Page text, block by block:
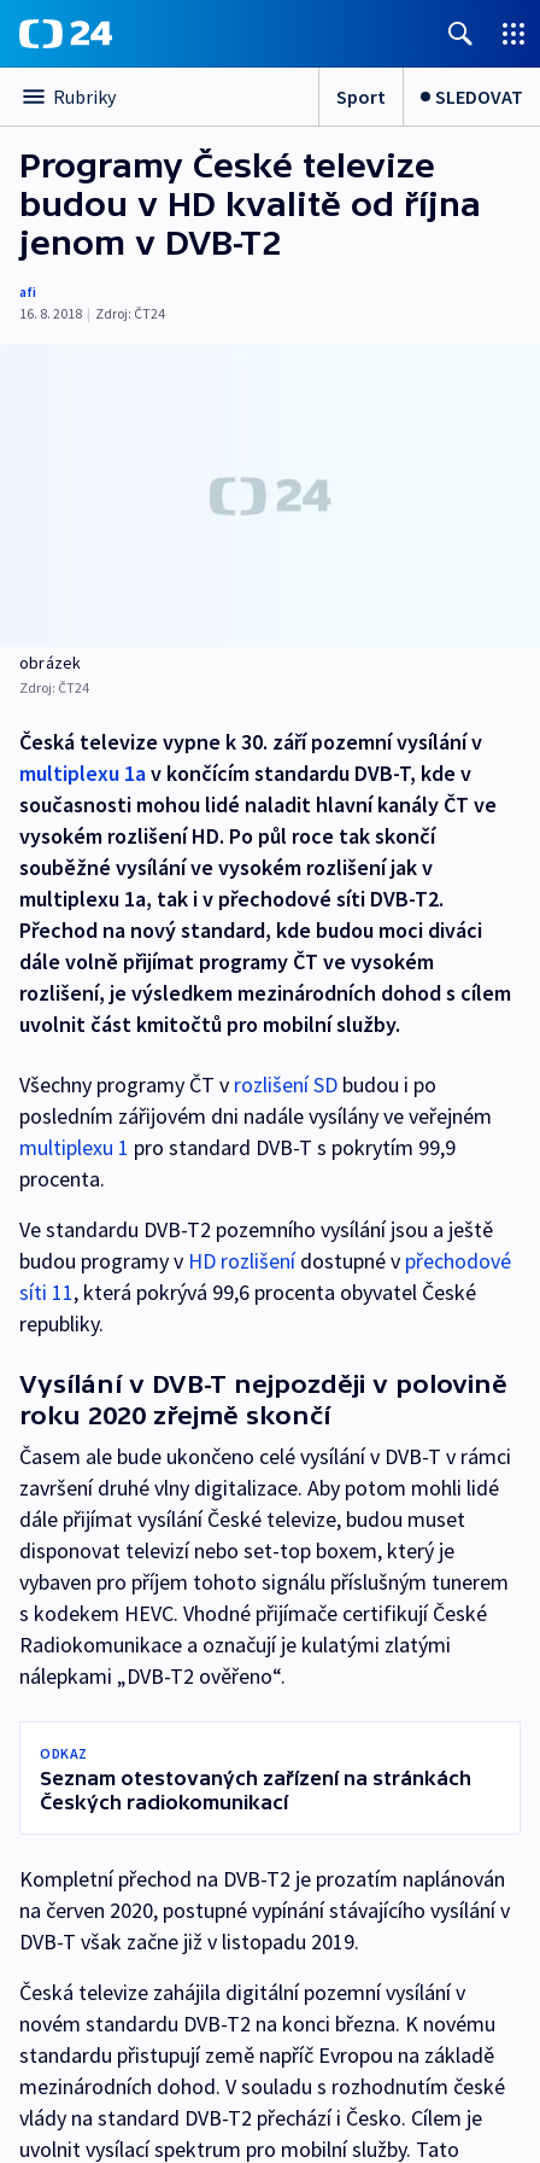
Rubriky Sport SLEDOVAT
Programy České televize
budou v HD kvalitě od října
jenom v DVB-T2
afi
16. 8. 2018 | Zdroj: ČT24
obrázek
Zdroj: ČT24
Česká televize vypne k 30. září pozemní vysílání v
multiplexu 1av končícím standardu DVB-T, kde v
současnosti mohou lidé naladit hlavní kanály ČT ve
vysokém rozlišení HD. Po půl roce tak skončí
souběžné vysílání ve vysokém rozlišení jak v
multiplexu 1a, tak i v přechodové síti DVB-T2.
Přechod na nový standard, kde budou moci diváci
dále volně přijímat programy ČT ve vysokém
rozlišení, je výsledkem mezinárodních dohod s cílem
uvolnit část kmitočtů pro mobilní služby.
Všechny programy ČT v rozlišení SD budou i po
posledním zářijovém dni nadále vysílány ve veřejném
multiplexu 1 pro standard DVB-T s pokrytím 99,9
procenta.
Ve standardu DVB-T2 pozemního vysílání jsou a ještě
budou programy v HD rozlišenídostupné v přechodové
síti 11, která pokrývá 99,6 procenta obyvatel České
republiky.
Vysílání v DVB-T nejpozději v polovině
roku 2020 zřejmě skončí
Časem ale bude ukončeno celé vysílání v DVB-T v rámci
završení druhé vlny digitalizace. Aby potom mohli lidé
dále přijímat vysílání České televize, budou muset
disponovat televizí nebo set-top boxem, který je
vybaven pro příjem tohoto signálu příslušným tunerem
s kodekem HEVC. Vhodné přijímače certifikují České
Radiokomunikace a označují je kulatými zlatými
nálepkami „DVB-T2 ověřeno“.
ODKAZ
Seznam otestovaných zařízení na stránkách
Českých radiokomunikací
Kompletní přechod na DVB-T2 je prozatím naplánován
na červen 2020, postupné vypínání stávajícího vysílání v
DVB-T však začne již v listopadu 2019.
Česká televize zahájila digitální pozemní vysílání v
novém standardu DVB-T2 na konci března. K novému
standardu přistupují země napříč Evropou na základě
mezinárodních dohod. V souladu s rozhodnutím české
vlády na standard DVB-T2 přechází i Česko. Cílem je
uvolnit vysílací spektrum pro mobilní služby. Tato